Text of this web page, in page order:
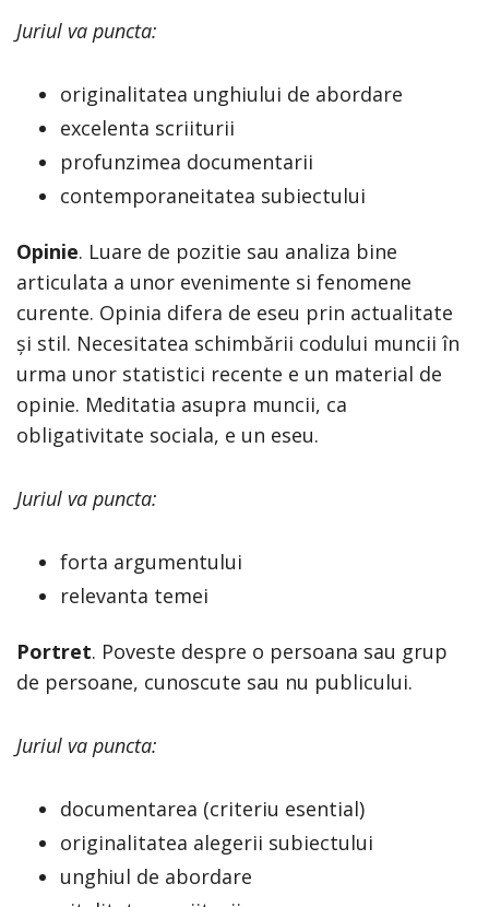
Juriul va puncta:
originalitatea unghiului de abordare
excelenta scriiturii
profunzimea documentarii
contemporaneitatea subiectului
Opinie. Luare de pozitie sau analiza bine
articulata a unor evenimente si fenomene
curente. Opinia difera de eseu prin actualitate
și stil. Necesitatea schimbării codului muncii în
urma unor statistici recente e un material de
opinie. Meditatia asupra muncii, ca
obligativitate sociala, e un eseu.
Juriul va puncta:
forta argumentului
relevanta temei
Portret. Poveste despre o persoana sau grup
de persoane, cunoscute sau nu publicului.
Juriul va puncta:
documentarea (criteriu esential)
originalitatea alegerii subiectului
unghiul de abordare